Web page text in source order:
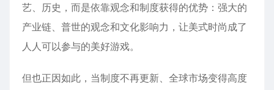
艺、历史，而是依靠观念和制度获得的优势：强大的
产业链、普世的观念和文化影响力，让美式时尚成了
人人可以参与的美好游戏。
但也正因如此，当制度不再更新、全球市场变得高度